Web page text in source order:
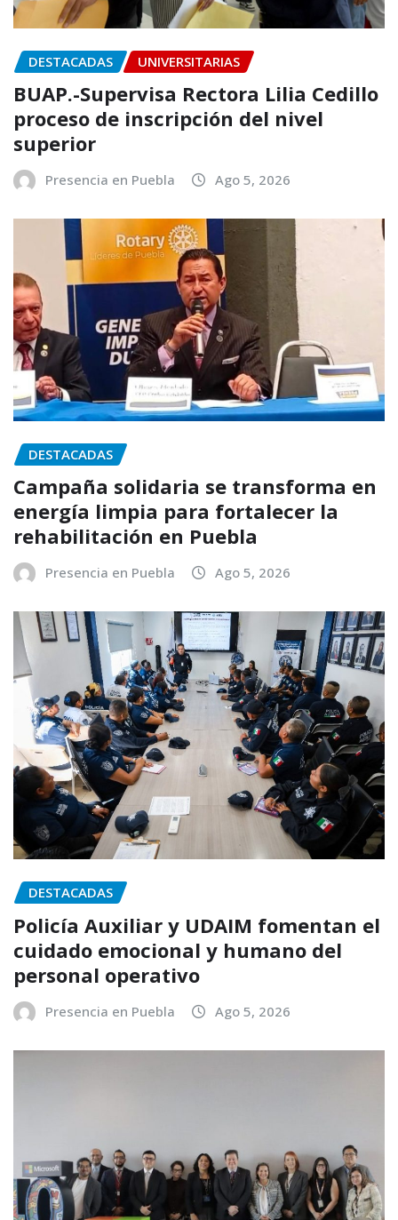
DESTACADAS UNIVERSITARIAS
BUAP.-Supervisa Rectora Lilia Cedillo
proceso de inscripción del nivel
superior
Presencia en Puebla Ago 5, 2026
DESTACADAS
Campaña solidaria se transforma en
energía limpia para fortalecer la
rehabilitación en Puebla
Presencia en Puebla Ago 5, 2026
DESTACADAS
Policía Auxiliar y UDAIM fomentan el
cuidado emocional y humano del
personal operativo
Presencia en Puebla Ago 5, 2026